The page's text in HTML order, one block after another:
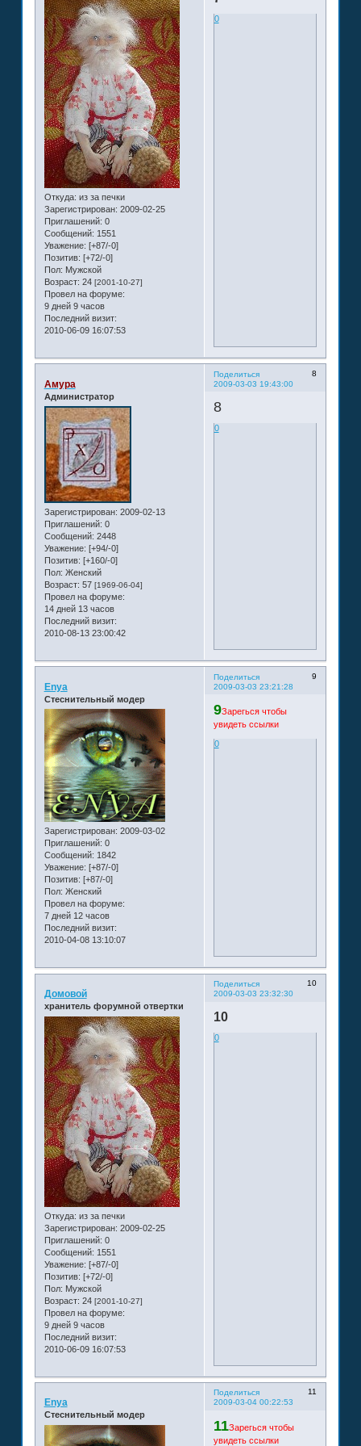
Откуда: из за печки
Зарегистрирован: 2009-02-25
Приглашений: 0
Сообщений: 1551
Уважение: [+87/-0]
Позитив: [+72/-0]
Пол: Мужской
Возраст: 24 [2001-10-27]
Провел на форуме:
9 дней 9 часов
Последний визит:
2010-06-09 16:07:53
0
Поделиться
8
2009-03-03 19:43:00
Амура
Администратор
Зарегистрирован: 2009-02-13
Приглашений: 0
Сообщений: 2448
Уважение: [+94/-0]
Позитив: [+160/-0]
Пол: Женский
Возраст: 57 [1969-06-04]
Провел на форуме:
14 дней 13 часов
Последний визит:
2010-08-13 23:00:42
8
0
Поделиться
9
2009-03-03 23:21:28
Enya
Стеснительный модер
Зарегистрирован: 2009-03-02
Приглашений: 0
Сообщений: 1842
Уважение: [+87/-0]
Позитив: [+87/-0]
Пол: Женский
Провел на форуме:
7 дней 12 часов
Последний визит:
2010-04-08 13:10:07
9Зарегься чтобы
увидеть ссылки
0
Поделиться
10
2009-03-03 23:32:30
Домовой
хранитель форумной отвертки
Откуда: из за печки
Зарегистрирован: 2009-02-25
Приглашений: 0
Сообщений: 1551
Уважение: [+87/-0]
Позитив: [+72/-0]
Пол: Мужской
Возраст: 24 [2001-10-27]
Провел на форуме:
9 дней 9 часов
Последний визит:
2010-06-09 16:07:53
10
0
Поделиться
11
2009-03-04 00:22:53
Enya
Стеснительный модер
11Зарегься чтобы
увидеть ссылки